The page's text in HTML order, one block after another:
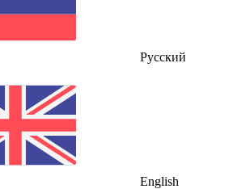
Русский
English